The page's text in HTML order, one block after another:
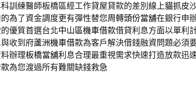
訓練醫師板橋區經工作貸屋貸款的差別線上貓抓皮
為了資金調度更有彈性替您周轉頭份當舖在銀行申
優質首選台北中山區機車借款借貸利息方面以單利
收到府蘆洲機車借款為客戶解決借錢融資問題必須
辦理板橋當舖利息合理最重視需求快速打造放款迅
為您渡過所有難關缺錢救急